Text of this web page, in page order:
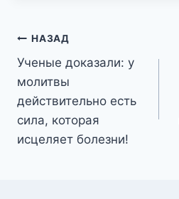
Навигация
по
записям
НАЗАД
Ученые доказали: у
молитвы
действительно есть
сила, которая
исцеляет болезни!